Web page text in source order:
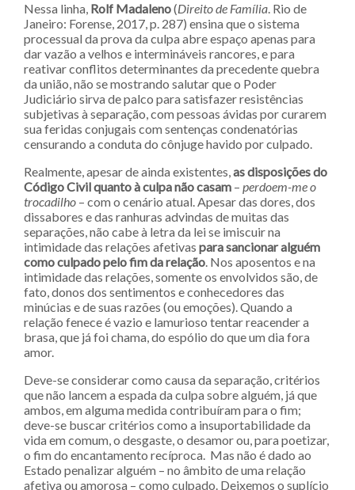
Nessa linha, Rolf Madaleno(Direito de Família. Rio de
Janeiro: Forense, 2017, p. 287) ensina que o sistema
processual da prova da culpa abre espaço apenas para
dar vazão a velhos e intermináveis rancores, e para
reativar conflitos determinantes da precedente quebra
da união, não se mostrando salutar que o Poder
Judiciário sirva de palco para satisfazer resistências
subjetivas à separação, com pessoas ávidas por curarem
sua feridas conjugais com sentenças condenatórias
censurando a conduta do cônjuge havido por culpado.
Realmente, apesar de ainda existentes,as disposições do
Código Civil quanto à culpa não casam – perdoem-me o
trocadilho – com o cenário atual. Apesar das dores, dos
dissabores e das ranhuras advindas de muitas das
separações, não cabe à letra da lei se imiscuir na
intimidade das relações afetivas para sancionar alguém
como culpado pelo fim da relação. Nos aposentos e na
intimidade das relações, somente os envolvidos são, de
fato, donos dos sentimentos e conhecedores das
minúcias e de suas razões (ou emoções). Quando a
relação fenece é vazio e lamurioso tentar reacender a
brasa, que já foi chama, do espólio do que um dia fora
amor.
Deve-se considerar como causa da separação, critérios
que não lancem a espada da culpa sobre alguém, já que
ambos, em alguma medida contribuíram para o fim;
deve-se buscar critérios como a insuportabilidade da
vida em comum, o desgaste, o desamor ou, para poetizar,
o fim do encantamento recíproca. Mas não é dado ao
Estado penalizar alguém – no âmbito de uma relação
afetiva ou amorosa – como culpado. Deixemos o suplício